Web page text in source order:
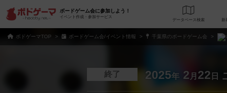
ボードゲーム会に参加しよう！
イベント作成・参加サービス
データベース 検索
ボドゲーマTOP ボードゲーム会/イベント情報 千葉県のボードゲーム会
終了 2025年 2 月 22 日